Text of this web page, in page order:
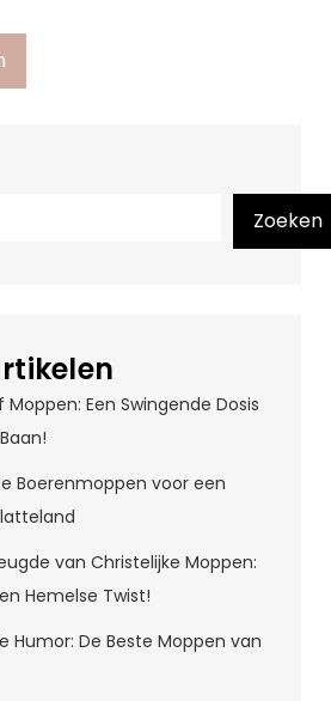
Zoeken
Moppen: Een Swingende Dosis
Boerenmoppen voor een
van Christelijke Moppen:
Hemelse Twist!
Humor: De Beste Moppen van